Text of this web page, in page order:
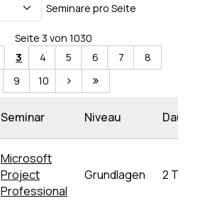
Seminare pro Seite
Seite 3 von 1030
3 4 5 6 7
8
9
10
Seminar Niveau Dauer
Microsoft
Project
Professional
Grundlagen 2 Tage